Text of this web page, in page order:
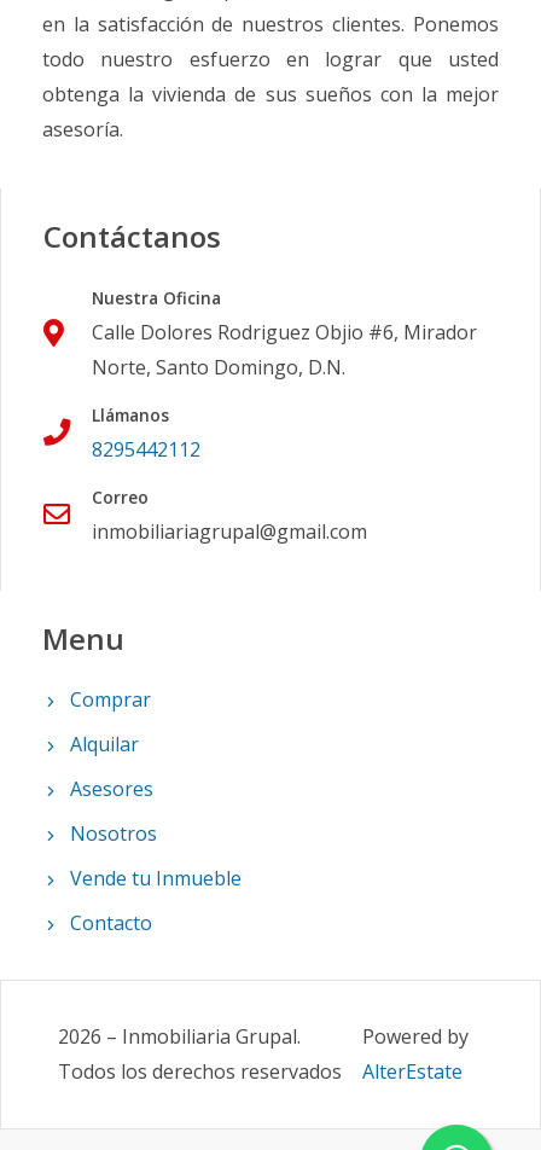
en la satisfacción de nuestros clientes. Ponemos
todo nuestro esfuerzo en lograr que usted
obtenga la vivienda de sus sueños con la mejor
asesoría.
Contáctanos
Nuestra Oficina
Calle Dolores Rodriguez Objio #6, Mirador
Norte, Santo Domingo, D.N.
Llámanos
8295442112
Correo
inmobiliariagrupal@gmail.com
Menu
Comprar
Alquilar
Asesores
Nosotros
Vende tu Inmueble
Contacto
2026 – Inmobiliaria Grupal.
Todos los derechos reservados
Powered by
AlterEstate